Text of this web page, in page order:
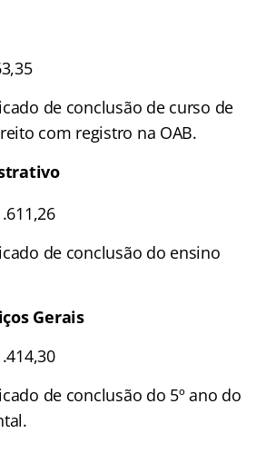
de conclusão de curso de
com registro na OAB.
de conclusão do ensino
Gerais
de conclusão do 5º ano do